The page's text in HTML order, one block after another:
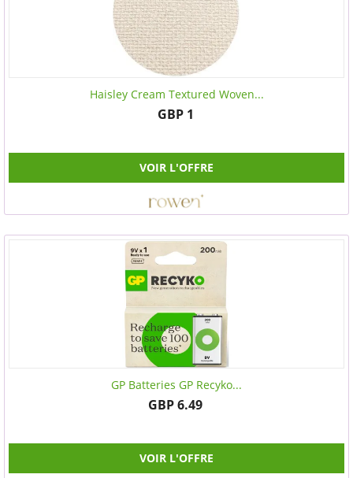
Haisley Cream Textured Woven...
GBP 1
VOIR L'OFFRE
GP Batteries GP Recyko...
GBP 6.49
VOIR L'OFFRE